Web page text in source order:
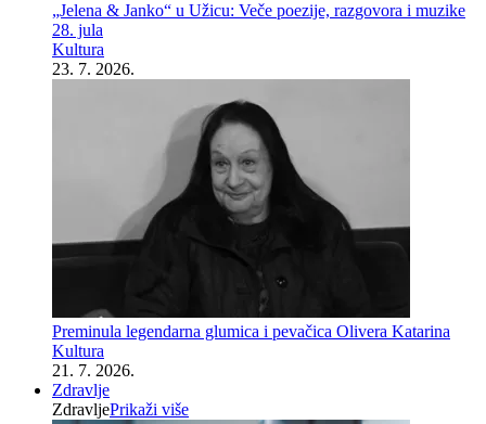
„Jelena & Janko“ u Užicu: Veče poezije, razgovora i muzike
28. jula
Kultura
23. 7. 2026.
Preminula legendarna glumica i pevačica Olivera Katarina
Kultura
21. 7. 2026.
Zdravlje
ZdravljePrikaži više